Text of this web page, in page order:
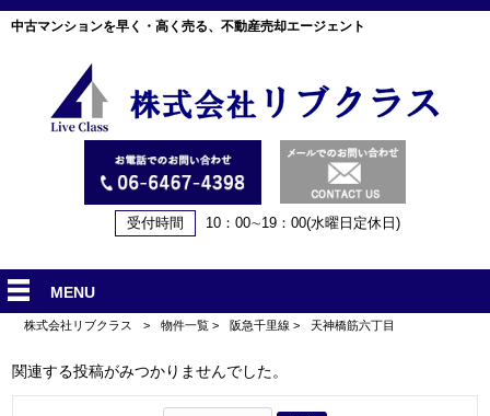
中古マンションを早く・高く売る、不動産売却エージェント
受付時間 10：00∼19：00(水曜日定休日)
MENU
株式会社リブクラス > 物件一覧 > 阪急千里線 > 天神橋筋六丁目
関連する投稿がみつかりませんでした。